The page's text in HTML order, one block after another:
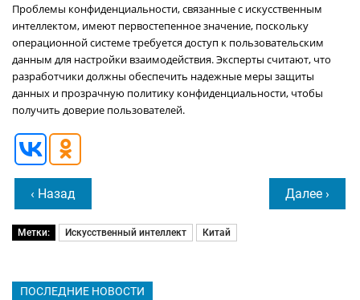
Проблемы конфиденциальности, связанные с искусственным
интеллектом, имеют первостепенное значение, поскольку
операционной системе требуется доступ к пользовательским
данным для настройки взаимодействия. Эксперты считают, что
разработчики должны обеспечить надежные меры защиты
данных и прозрачную политику конфиденциальности, чтобы
получить доверие пользователей.
‹ Назад Далее ›
Метки: Искусственный интеллект Китай
ПОСЛЕДНИЕ НОВОСТИ